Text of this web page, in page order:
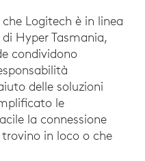
Logitech è in linea
Hyper Tasmania,
condividono
delle soluzioni
le
la connessione
in loco o che